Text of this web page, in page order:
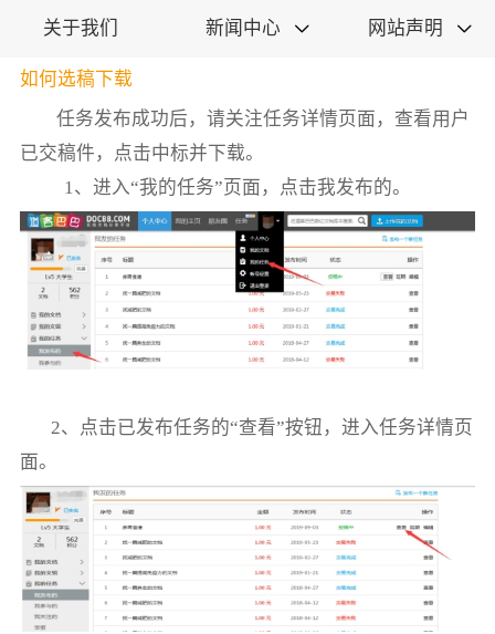
关于我们 新闻中心  网站声明 
如何选稿下载
任务发布成功后，请关注任务详情页面，查看用户
已交稿件，点击中标并下载。
1、进入“我的任务”页面，点击我发布的。
2、点击已发布任务的“查看”按钮，进入任务详情页
面。